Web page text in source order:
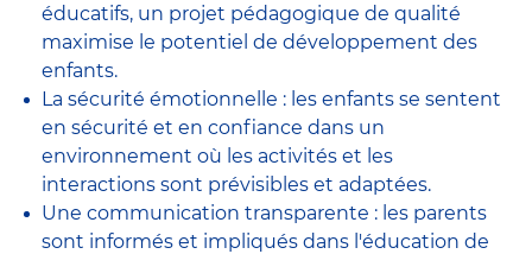
éducatifs, un projet pédagogique de qualité
maximise le potentiel de développement des
enfants.
La sécurité émotionnelle : les enfants se sentent
en sécurité et en confiance dans un
environnement où les activités et les
interactions sont prévisibles et adaptées.
Une communication transparente : les parents
sont informés et impliqués dans l'éducation de